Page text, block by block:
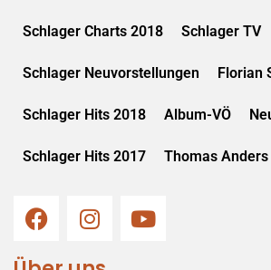
Schlager Charts 2018 Schlager TV
Schlager Neuvorstellungen Florian
Schlager Hits 2018 Album-VÖ
Schlager Hits 2017 Thomas Anders